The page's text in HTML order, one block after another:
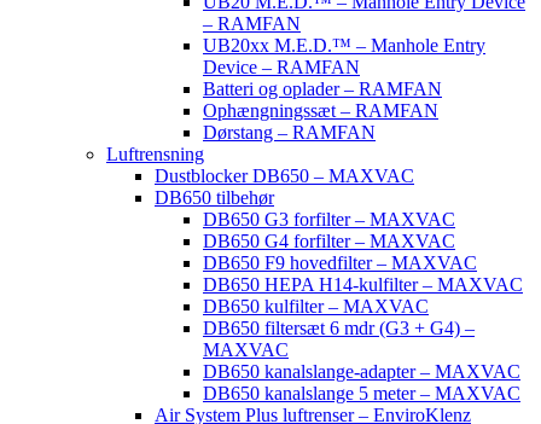
– RAMFAN
UB20xx M.E.D.™ – Manhole Entry
Device – RAMFAN
Batteri og oplader – RAMFAN
Ophængningssæt – RAMFAN
Dørstang – RAMFAN
Luftrensning
Dustblocker DB650 – MAXVAC
DB650 tilbehør
DB650 G3 forfilter – MAXVAC
DB650 G4 forfilter – MAXVAC
DB650 F9 hovedfilter – MAXVAC
DB650 HEPA H14-kulfilter – MAXVAC
DB650 kulfilter – MAXVAC
DB650 filtersæt 6 mdr (G3 + G4) –
MAXVAC
DB650 kanalslange-adapter – MAXVAC
DB650 kanalslange 5 meter – MAXVAC
Air System Plus luftrenser – EnviroKlenz